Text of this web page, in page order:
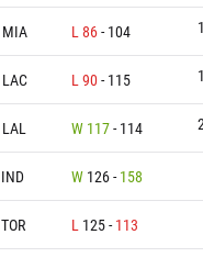
MIA L 86- 104
LAC L 90- 115
LAL W 117- 114
IND W 126- 158
TOR L 125- 113